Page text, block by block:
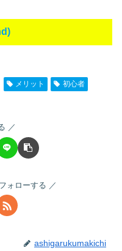
メリット
初心者
ォローする
ashigarukumakichi